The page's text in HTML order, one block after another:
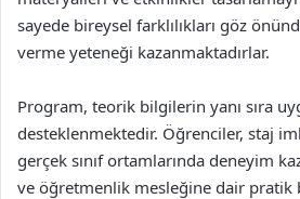
sayede bireysel farklılıkları göz
verme yeteneği kazanmaktadırlar.
Program, teorik bilgilerin yanı sıra
desteklenmektedir. Öğrenciler, staj
gerçek sınıf ortamlarında deneyim
ve öğretmenlik mesleğine dair pratik